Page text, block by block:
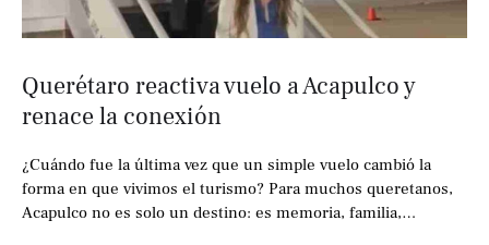
Querétaro reactiva vuelo a Acapulco y
renace la conexión
¿Cuándo fue la última vez que un simple vuelo cambió la
forma en que vivimos el turismo? Para muchos queretanos,
Acapulco no es solo un destino: es memoria, familia,